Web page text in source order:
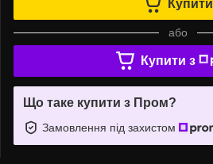
Купити
або
Купити з
Що таке купити з Пром?
Замовлення під захистом